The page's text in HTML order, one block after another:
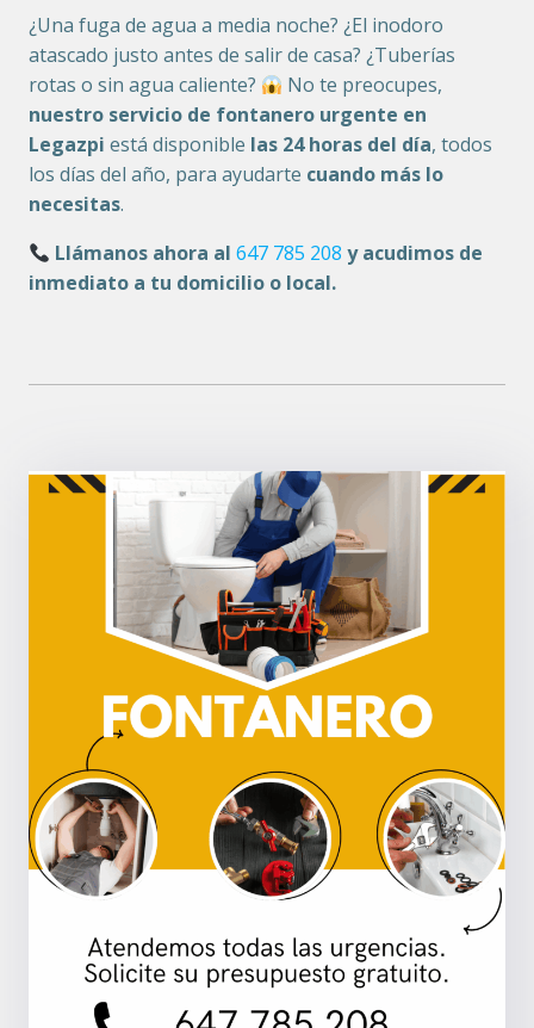
¿Una fuga de agua a media noche? ¿El inodoro
atascado justo antes de salir de casa? ¿Tuberías
rotas o sin agua caliente?
No te preocupes,
nuestro servicio de fontanero urgente en
Legazpi está disponible las 24 horas del día, todos
los días del año, para ayudarte cuando más lo
necesitas.
Llámanos ahora al647 785 208 y acudimos de
inmediato a tu domicilio o local.